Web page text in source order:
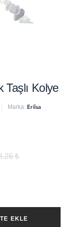
Taşlı Kolye
Marka: Erilsa
₺
EKLE